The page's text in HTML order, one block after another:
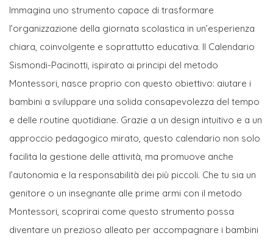
Immagina uno strumento capace di trasformare
l’organizzazione della giornata scolastica in un’esperienza
chiara, coinvolgente e soprattutto educativa. Il Calendario
Sismondi-Pacinotti, ispirato ai principi del metodo
Montessori, nasce proprio con questo obiettivo: aiutare i
bambini a sviluppare una solida consapevolezza del tempo
e delle routine quotidiane. Grazie a un design intuitivo e a un
approccio pedagogico mirato, questo calendario non solo
facilita la gestione delle attività, ma promuove anche
l’autonomia e la responsabilità dei più piccoli. Che tu sia un
genitore o un insegnante alle prime armi con il metodo
Montessori, scoprirai come questo strumento possa
diventare un prezioso alleato per accompagnare i bambini